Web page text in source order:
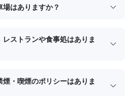
はありますか？
ストランや食事処はありま
・喫煙のポリシーはありま